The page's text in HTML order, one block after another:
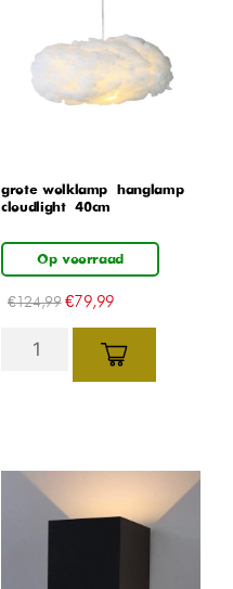
grote wolklamp – hanglamp –
cloudlight – 40cm
Op voorraad
€124,99 €79,99